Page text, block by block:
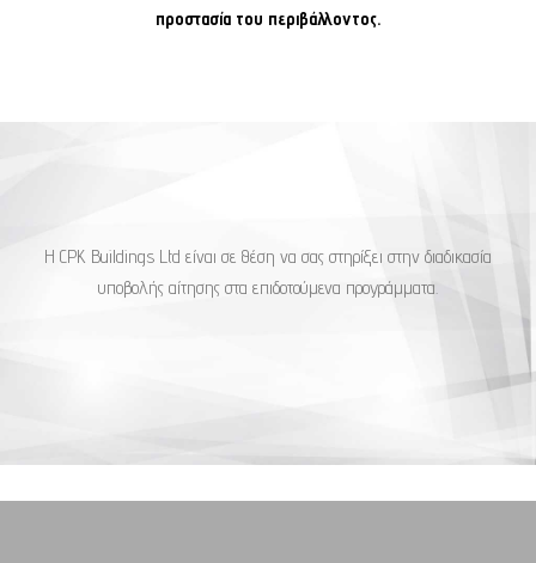
προστασία του περιβάλλοντος.
Η CPK Buildings Ltd είναι σε θέση να σας στηρίξει στην διαδικασία
υποβολής αίτησης στα επιδοτούμενα προγράμματα.